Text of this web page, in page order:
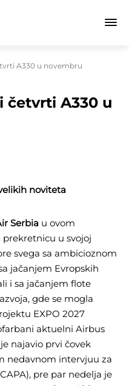
A330 u novembru
četvrti A330 u
noviteta
Serbia u ovom
u svojoj
svega sa ambicioznom
jačanjem Evropskih
i sa jačanjem flote
gde se mogla
EXPO 2027
aktuelni Airbus
najavio prvi čovek
nedavnom intervjuu za
pre par nedelja je